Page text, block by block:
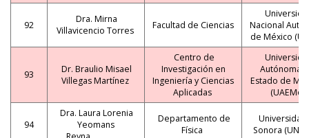
92
Dra. Mirna
Villavicencio Torres
Facultad de Ciencias
Nacional
de México
93
Dr. Braulio Misael
Villegas Martínez
Centro de
Investigación en
Ingeniería y Ciencias
Aplicadas
Autónoma
Estado de
(UAEMo)
94
Dra. Laura Lorenia
Yeomans
Departamento de
Física
Sonora